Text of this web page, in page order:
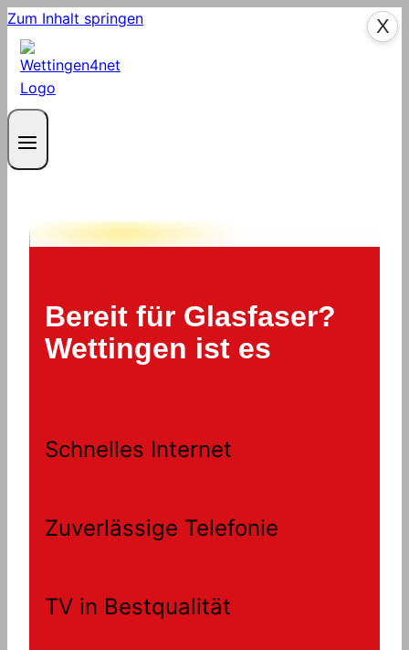
Zum Inhalt springen
Bereit für Glasfaser?
Wettingen ist es
Schnelles Internet
Zuverlässige Telefonie
TV in Bestqualität
X